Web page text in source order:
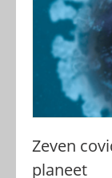
Zeven
planeet